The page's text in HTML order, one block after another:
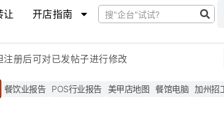
让 开店指南
注册后可对已发帖子进行修改
餐饮业报告 POS行业报告 美甲店地图 餐馆电脑 加州招